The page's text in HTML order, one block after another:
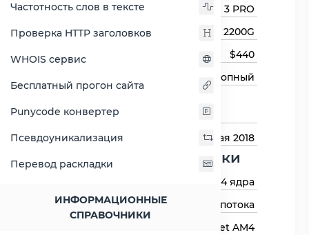
Частотность слов в тексте
Проверка HTTP заголовков
WHOIS сервис
Бесплатный прогон сайта
Punycode конвертер
Псевдоуникализация
Перевод раскладки
ИНФОРМАЦИОННЫЕ
СПРАВОЧНИКИ
Линейка процессора
Ryzen 3 PRO
Модель процессора
2200G
Цена
$440
Десктопный
компьютеров
Дата выхода
10 мая 2018
Основные харктеристики
4 ядра
Количество потоков
4 потока
Socket AM4